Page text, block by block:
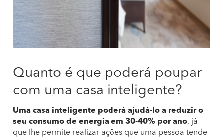
Quanto é que poderá poupar
com uma casa inteligente?
Uma casa inteligente poderá ajudá-lo a reduzir o
seu consumo de energia em 30-40% por ano, já
que lhe permite realizar ações que uma pessoa tende